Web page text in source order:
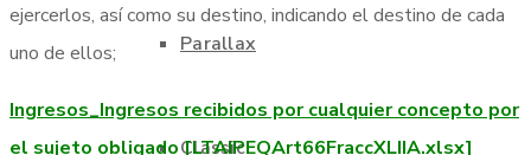
Parallax
Classic
ejercerlos, así como su destino, indicando el destino de cada
uno de ellos;
Ingresos_Ingresos recibidos por cualquier concepto por
el sujeto obligado [LTAIPEQArt66FraccXLIIA.xlsx]